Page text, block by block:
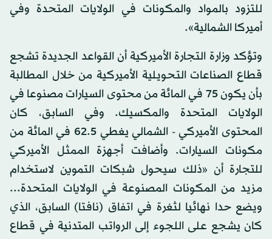
للتزود بالمواد والمكونات في الولايات المتحدة وفي
أميركا الشمالية».
وتؤكد وزارة التجارة الأميركية أن القواعد الجديدة تشجع
قطاع الصناعات التحويلية الأميركية من خلال المطالبة
بأن يكون 75 في المائة من محتوى السيارات مصنوعا في
الولايات المتحدة والمكسيك. وفي السابق، كان
المحتوى الأميركي - الشمالي يغطي 62.5 في المائة من
مكونات السيارات. وأضافت أجهزة الممثل الأميركي
للتجارة أن «ذلك سيحول شبكات التموين لاستخدام
مزيد من المكونات المصنوعة في الولايات المتحدة...
ويضع حدا نهائيا لثغرة في اتفاق (نافتا) السابق، الذي
كان يشجع على اللجوء إلى الرواتب المتدنية في قطاع